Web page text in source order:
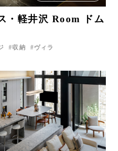
・軽井沢 Room ドム
収納 ヴィラ